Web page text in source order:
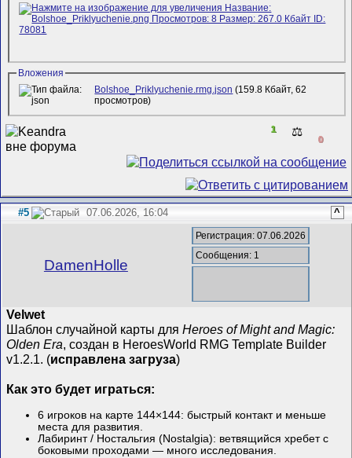
Вложения
Bolshoe_Priklyuchenie.rmg.json (159.8 Кбайт, 62
просмотров)
1 ⚖️
0
#5 07.06.2026, 16:04 ^
DamenHolle
Регистрация: 07.06.2026
Сообщения: 1
Velwet
Шаблон случайной карты дляHeroes of Might and Magic:
Olden Era, создан в HeroesWorld RMG Template Builder
v1.2.1. (исправлена загруза)
Как это будет играться:
6 игроков на карте 144×144: быстрый контакт и меньше
места для развития.
Лабиринт / Ностальгия (Nostalgia): ветвящийся хребет с
боковыми проходами — много исследования.